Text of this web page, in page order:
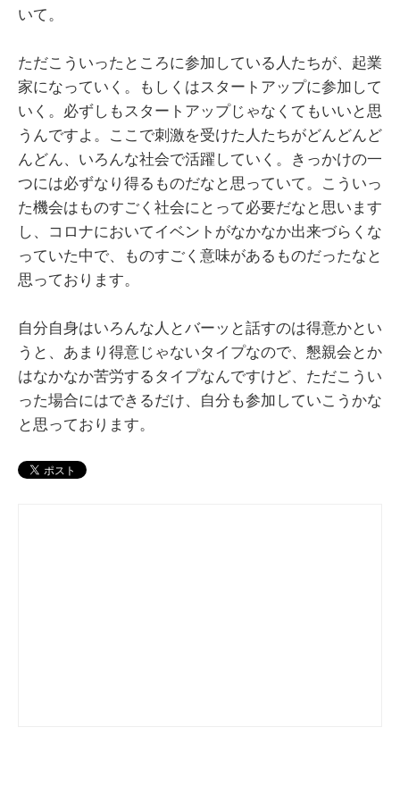
いて。
ただこういったところに参加している人たちが、起業
家になっていく。もしくはスタートアップに参加して
いく。必ずしもスタートアップじゃなくてもいいと思
うんですよ。ここで刺激を受けた人たちがどんどんど
んどん、いろんな社会で活躍していく。きっかけの一
つには必ずなり得るものだなと思っていて。こういっ
た機会はものすごく社会にとって必要だなと思います
し、コロナにおいてイベントがなかなか出来づらくな
っていた中で、ものすごく意味があるものだったなと
思っております。
自分自身はいろんな人とバーッと話すのは得意かとい
うと、あまり得意じゃないタイプなので、懇親会とか
はなかなか苦労するタイプなんですけど、ただこうい
った場合にはできるだけ、自分も参加していこうかな
と思っております。